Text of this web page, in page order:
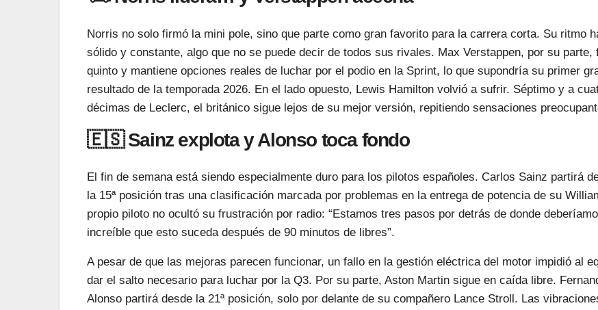
Norris no solo firmó la mini pole, sino que parte como gran favorito para la carrera corta. Su ritmo
sólido y constante, algo que no se puede decir de todos sus rivales. Max Verstappen, por su parte,
quinto y mantiene opciones reales de luchar por el podio en la Sprint, lo que supondría su primer
resultado de la temporada 2026. En el lado opuesto, Lewis Hamilton volvió a sufrir. Séptimo y a
décimas de Leclerc, el británico sigue lejos de su mejor versión, repitiendo sensaciones
🇪🇸 Sainz explota y Alonso toca fondo
El fin de semana está siendo especialmente duro para los pilotos españoles. Carlos Sainz partirá
la 15ª posición tras una clasificación marcada por problemas en la entrega de potencia de su
propio piloto no ocultó su frustración por radio: “Estamos tres pasos por detrás de donde
increíble que esto suceda después de 90 minutos de libres”.
A pesar de que las mejoras parecen funcionar, un fallo en la gestión eléctrica del motor impidió al
dar el salto necesario para luchar por la Q3. Por su parte, Aston Martin sigue en caída libre.
Alonso partirá desde la 21ª posición, solo por delante de su compañero Lance Stroll. Las